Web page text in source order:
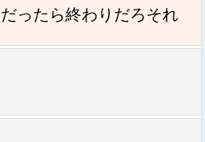
ったら終わりだろそれ